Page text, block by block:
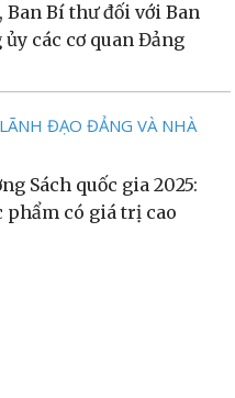
Ban Bí thư đối với Ban
các cơ quan Đảng
ĐẠO ĐẢNG VÀ NHÀ
Sách quốc gia 2025:
phẩm có giá trị cao